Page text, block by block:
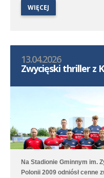
Trans II Stare Oborzyska.
Jan Marciniak.
WIĘCEJ
13.04.2026
Zwycięski thriller z
Na Stadionie Gminnym im.
Polonii 2009 odniósł cenne